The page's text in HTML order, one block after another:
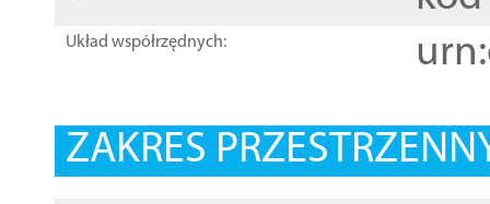
Układ współrzędnych:
ZAKRES